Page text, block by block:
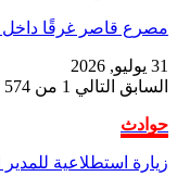
مصرع قاصر غرقًا داخل
31 يوليو, 2026
السابق التالي 1 من 574
حوادث
زيارة استطلاعية